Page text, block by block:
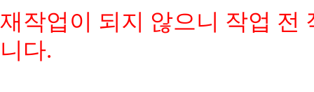
재작업이 되지 않으니 작업 전
니다.